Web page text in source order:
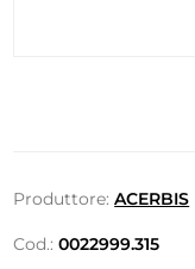
Produttore: ACERBIS
Cod.: 0022999.315